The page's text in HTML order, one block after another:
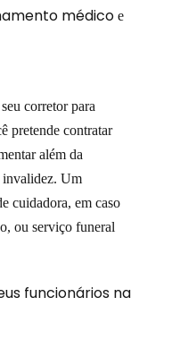
médico e
corretor para
pretende contratar
além da
invalidez. Um
cuidadora, em caso
ou serviço funeral
funcionários na